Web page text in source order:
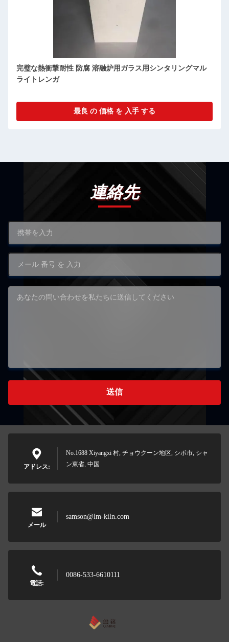
高強度 シリマナイト・マルライト 熱衝撃耐性 断熱用 レンガ
最良 の 価格 を 入手 する
連絡先
送信
アドレス:
No.1688 Xiyangxi 村, チョウクーン地区, シボ市, シャ
ン東省, 中国
メール
samson@lm-kiln.com
電話:
0086-533-6610111